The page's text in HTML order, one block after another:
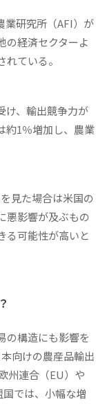
業研究所（AFI）が
の経済セクターよ
ている。
け、輸出競争力が
約1％増加し、農業
見た場合は米国の
悪影響が及ぶもの
る可能性が高いと
の構造にも影響を
向けの農産品輸出
州連合（EU）や
では、小幅な増